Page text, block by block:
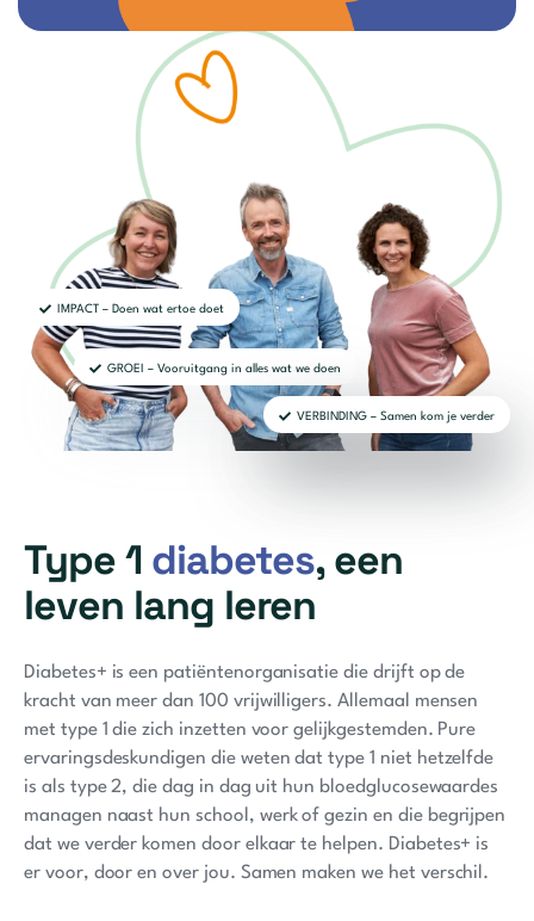
IMPACT – Doen wat ertoe doet
GROEI – Vooruitgang in alles wat we doen
VERBINDING – Samen kom je verder
Type 1 diabetes, een
leven lang leren
Diabetes+ is een patiëntenorganisatie die drijft op de
kracht van meer dan 100 vrijwilligers. Allemaal mensen
met type 1 die zich inzetten voor gelijkgestemden. Pure
ervaringsdeskundigen die weten dat type 1 niet hetzelfde
is als type 2, die dag in dag uit hun bloedglucosewaardes
managen naast hun school, werk of gezin en die begrijpen
dat we verder komen door elkaar te helpen. Diabetes+ is
er voor, door en over jou. Samen maken we het verschil.